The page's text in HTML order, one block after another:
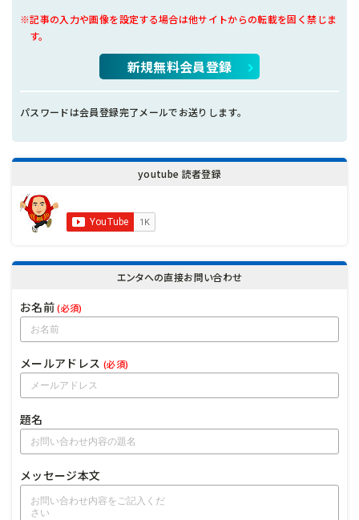
※記事の入力や画像を設定する場合は他サイトからの転載を固く禁じま
す。
新規無料会員登録
パスワードは会員登録完了メールでお送りします。
youtube 読者登録
エンタへの直接お問い合わせ
お名前(必須)
メールアドレス (必須)
題名
メッセージ本文